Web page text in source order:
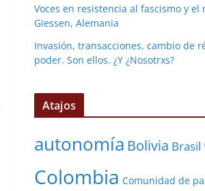
Voces en resistencia al fascismo y el
Giessen, Alemania
Invasión, transacciones, cambio de
poder. Son ellos. ¿Y ¿Nosotrxs?
Atajos
autonomía Bolivia Brasil
Colombia Comunidad de